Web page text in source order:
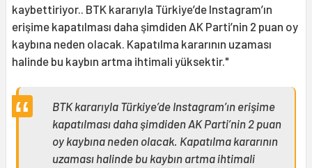
kaybettiriyor.. BTK kararıyla Türkiye’de Instagram’ın
erişime kapatılması daha şimdiden AK Parti’nin 2 puan oy
kaybına neden olacak. Kapatılma kararının uzaması
halinde bu kaybın artma ihtimali yüksektir."
BTK kararıyla Türkiye’de Instagram’ın erişime
kapatılması daha şimdiden AK Parti’nin 2 puan
oy kaybına neden olacak. Kapatılma kararının
uzaması halinde bu kaybın artma ihtimali